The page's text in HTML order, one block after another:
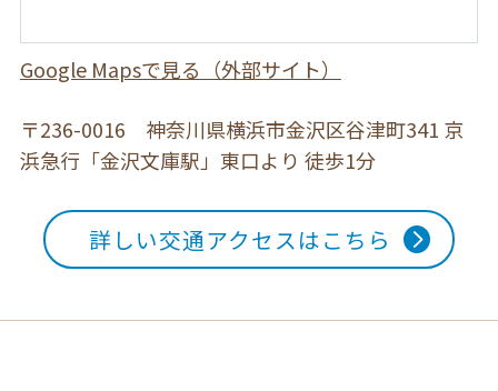
Google Mapsで見る（外部サイト）
〒236-0016 神奈川県横浜市金沢区谷津町341 京
浜急行「金沢文庫駅」東口より 徒歩1分
詳しい交通アクセスはこちら